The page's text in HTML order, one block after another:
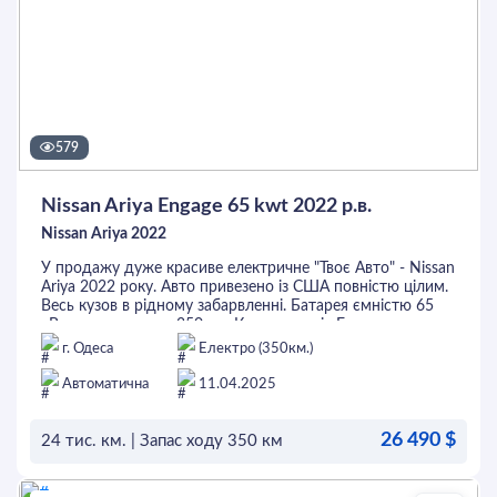
579
Nissan Ariya Engage 65 kwt 2022 р.в.
Nissan Ariya 2022
У продажу дуже красиве електричне "Твоє Авто" - Nissan
Ariya 2022 року. Авто привезено із США повністю цілим.
Весь кузов в рідному забарвленні. Батарея ємністю 65
кВт запас ходу до 350 км. Комплектація Engage включає
в себе світлий салон з кобінацією шкіри та алькантари,
безключовий доступ, 2-зонний клімат-контроль,
адаптивний круїз-контроль, систему контролю сліпих
зон, підігріви всіх сидінь та керма, датчик світла та дощу,
авто Ви маєте можливість придбати в кредит або лізинг,
г. Одеса Електро (350км.)
Автоматична 11.04.2025
24 тис. км. | Запас ходу 350 км 26 490 $
ОСТАВИТЬ ЗАЯВКУ